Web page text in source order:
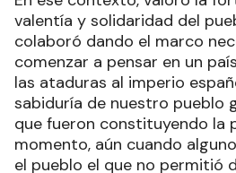
valentía y solidaridad del
colaboró dando el marco
comenzar a pensar en un
las ataduras al imperio
sabiduría de nuestro pueblo
que fueron constituyendo la
momento, aún cuando
el pueblo el que no permitió